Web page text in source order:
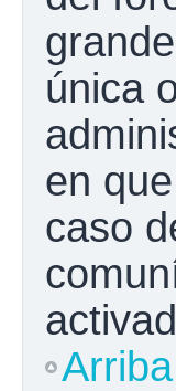
única
en
caso
Arriba